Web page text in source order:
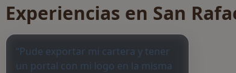
Experiencias en San
“Pude exportar mi cartera y tener
un portal con mi logo en la misma